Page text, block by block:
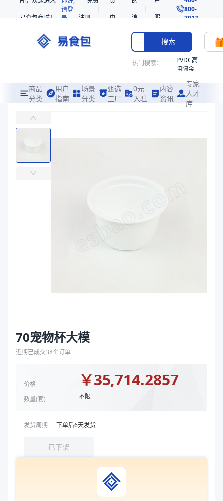
易食包商城！
请登
录
注册
中
消
息
服
务
800-
7017
搜索
热门搜索：
PVDC高
阻隔金
共挤热
收缩袋
商品
分类
用户
指南
场景
分类
甄选
工厂
0元
入驻
内容
资讯
专家
人才
库
易食包（EPAK）专注于70宠物杯大模包装，提供详尽的规格参数、实
商品分类
70宠物杯大模
近期已成交38个订单
价格
数量(套)
￥35,714.2857
不限
发货周期 下单后6天发货
已下架